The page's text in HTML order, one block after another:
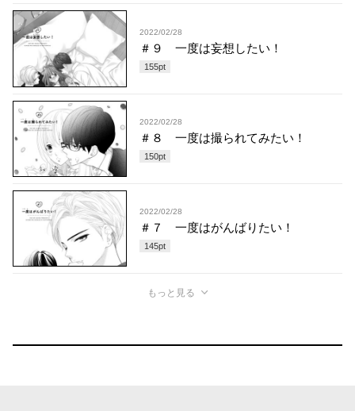
2022/02/28
＃９ 一度は妄想したい！
155pt
2022/02/28
＃８ 一度は撮られてみたい！
150pt
2022/02/28
＃７ 一度はがんばりたい！
145pt
もっと見る